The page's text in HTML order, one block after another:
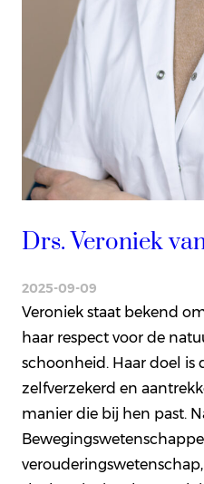
Drs. Veroniek
2025-09-09
Veroniek staat bekend
haar respect voor de
schoonheid. Haar doel is
zelfverzekerd en
manier die bij hen past.